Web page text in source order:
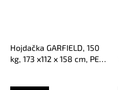
Hojdačka GARFIELD, 150
kg, 173 x112 x 158 cm, PE